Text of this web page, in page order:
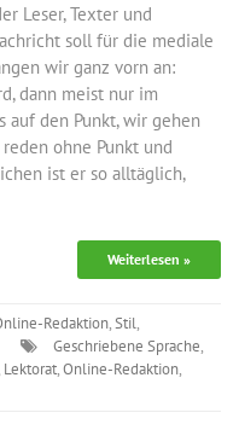
Leser, Texter und
soll für die mediale
wir ganz vorn an:
dann meist nur im
auf den Punkt, wir gehen
ohne Punkt und
ist er so alltäglich,
Weiterlesen »
Redaktion,Stil,
Geschriebene Sprache,
Lektorat,Online-Redaktion,